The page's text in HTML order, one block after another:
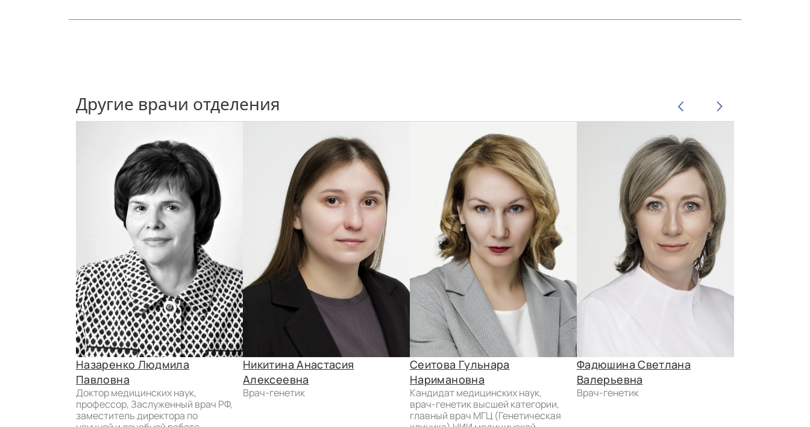
Другие врачи отделения
Назаренко Людмила
Павловна
доктор медицинских наук,
профессор, Заслуженный врач РФ,
заместитель директора по
Никитина Анастасия
Алексеевна
врач-генетик
Сеитова Гульнара
Наримановна
кандидат медицинских наук,
врач-генетик высшей категории,
главный врач МГЦ (Генетическая
Фадюшина Светлана
Валерьевна
врач-генетик